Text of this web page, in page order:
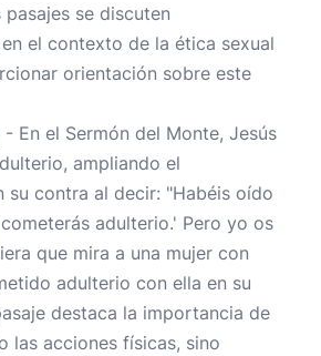
se discuten
el contexto de la ética sexual
orientación sobre este
- En el Sermón del Monte, Jesús
ampliando el
su contra al decir: "Habéis oído
adulterio.' Pero yo os
que mira a una mujer con
adulterio con ella en su
destaca la importancia de
las acciones físicas, sino